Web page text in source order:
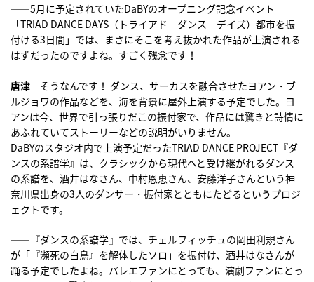
――5月に予定されていたDaBYのオープニング記念イベント
「TRIAD DANCE DAYS（トライアド ダンス デイズ）都市を振
付ける3日間」では、まさにそこを考え抜かれた作品が上演される
はずだったのですよね。すごく残念です！
唐津 そうなんです！ ダンス、サーカスを融合させたヨアン・ブ
ルジョワの作品などを、海を背景に屋外上演する予定でした。ヨ
アンは今、世界で引っ張りだこの振付家で、作品には驚きと詩情に
あふれていてストーリーなどの説明がいりません。
DaBYのスタジオ内で上演予定だったTRIAD DANCE PROJECT『ダ
ンスの系譜学』は、クラシックから現代へと受け継がれるダンス
の系譜を、酒井はなさん、中村恩恵さん、安藤洋子さんという神
奈川県出身の3人のダンサー・振付家とともにたどるというプロジ
ェクトです。
――『ダンスの系譜学』では、チェルフィッチュの岡田利規さん
が「『瀕死の白鳥』を解体したソロ」を振付け、酒井はなさんが
踊る予定でしたよね。バレエファンにとっても、演劇ファンにとっ